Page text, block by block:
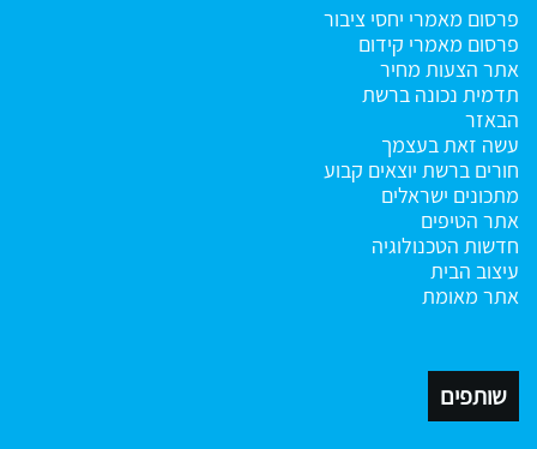
פרסום מאמרי יחסי ציבור
פרסום מאמרי קידום
אתר הצעות מחיר
תדמית נכונה ברשת
הבאזר
עשה זאת בעצמך
חורים ברשת יוצאים קבוע
מתכונים ישראלים
אתר הטיפים
חדשות הטכנולוגיה
עיצוב הבית
אתר מאומת
שותפים